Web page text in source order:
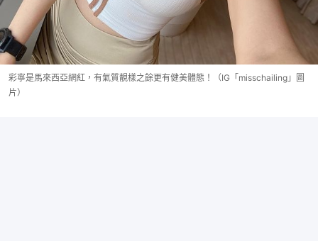
彩寧是馬來西亞網紅，有氣質靚樣之餘更有健美體態！（IG「misschailing」圖
片）